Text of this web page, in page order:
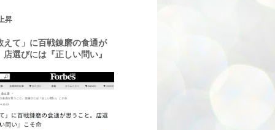
昇
えて」に百戦錬磨の食通が
選びには『正しい問い』